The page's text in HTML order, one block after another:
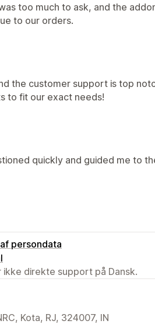
too much to ask, and the
to our orders.
the customer support is top
to fit our exact needs!
quickly and guided me to
persondata
direkte support på Dansk.
Kota, RJ, 324007, IN